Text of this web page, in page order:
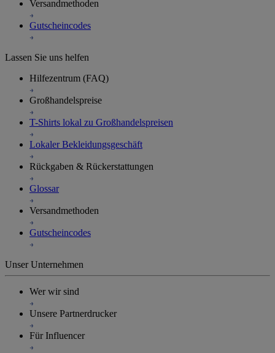
Lokaler Bekleidungsgeschäft
Rückgaben & Rückerstattungen
Gutscheincodes
Lassen Sie uns helfen
Hilfezentrum (FAQ)
Großhandelspreise
T-Shirts lokal zu Großhandelspreisen
Lokaler Bekleidungsgeschäft
Rückgaben & Rückerstattungen
Versandmethoden
Gutscheincodes
Unser Unternehmen